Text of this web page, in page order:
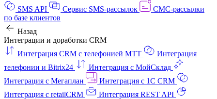
SMS API
Сервис SMS-рассылок
СМС-рассылки
по базе клиентов
Назад
Интеграции и доработки CRM
Интеграция CRM с телефонией МТТ
Интеграция
телефонии и Bitrix24
Интеграция с МойСклад
Интеграция с Мегаплан
Интеграция с 1C CRM
Интеграция с retailCRM
Интеграция REST API